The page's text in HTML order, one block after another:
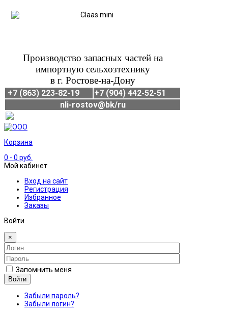
Производство запасных частей на
импортную сельхозтехнику
в г. Ростове-на-Дону
+7 (863) 223-82-19
+7 (904) 442-52-51
nli-rostov@bk/ru
Корзина
0 - 0 руб.
Мой кабинет
Вход на сайт
Регистрация
Избранное
Заказы
Войти
×
Запомнить меня
Войти
Забыли пароль?
Забыли логин?